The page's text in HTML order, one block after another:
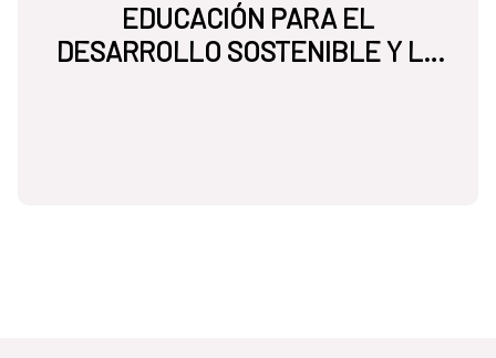
EDUCACIÓN PARA EL
DESARROLLO SOSTENIBLE Y LA